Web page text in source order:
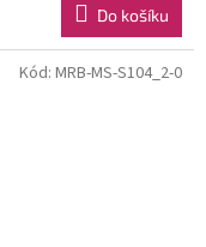
Do košíku
Kód: MRB-MS-S104_2-0